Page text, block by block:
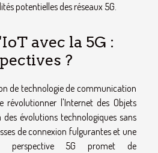
potentielles des réseaux 5G.
avec la 5G :
?
de technologie de communication
révolutionner l'Internet des Objets
évolutions technologiques sans
de connexion fulgurantes et une
perspective 5G promet de